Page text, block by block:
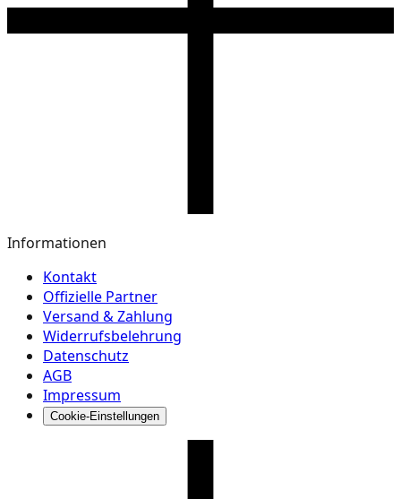
Informationen
Kontakt
Offizielle Partner
Versand & Zahlung
Widerrufsbelehrung
Datenschutz
AGB
Impressum
Cookie-Einstellungen